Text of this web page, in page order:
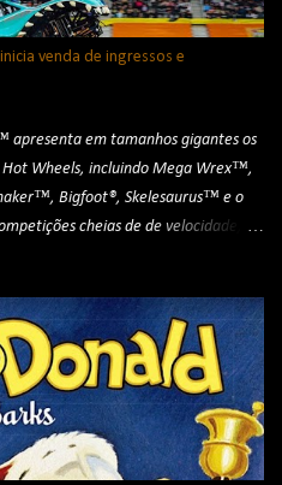
Rodrigo Reis A mostra
venda de ingressos e
apresenta em tamanhos gigantes os
Wheels, incluindo Mega Wrex™,
Bigfoot®, Skelesaurus™ e o
cheias de de velocidade,
Hot Wheels Monster Trucks Live.
começam em Porto Alegre, no dia 8
o espetáculo segue para Curitiba,
Paulo Leminski. A turnê continua
Mercado Livre Arena Pacaembu, e
na Arena BRB Estádio Mané